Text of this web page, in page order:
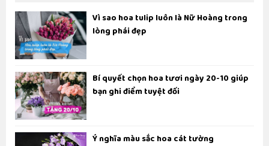
Vì sao hoa tulip luôn là Nữ Hoàng trong
lòng phái đẹp
Bí quyết chọn hoa tươi ngày 20-10 giúp
bạn ghi điểm tuyệt đối
Ý nghĩa màu sắc hoa cát tường